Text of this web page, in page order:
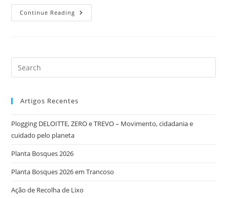
Continue Reading
Artigos Recentes
Plogging DELOITTE, ZERO e TREVO – Movimento, cidadania e
cuidado pelo planeta
Planta Bosques 2026
Planta Bosques 2026 em Trancoso
Ação de Recolha de Lixo